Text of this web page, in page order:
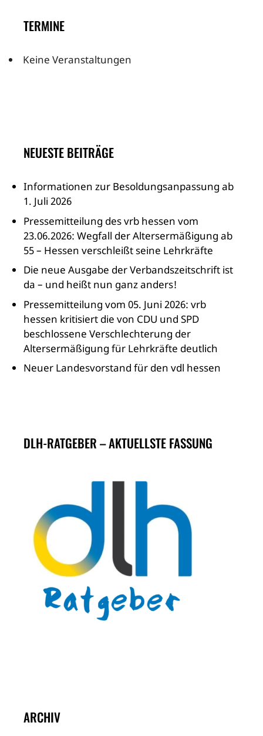
TERMINE
Keine Veranstaltungen
NEUESTE BEITRÄGE
Informationen zur Besoldungsanpassung ab
1. Juli 2026
Pressemitteilung des vrb hessen vom
23.06.2026: Wegfall der Altersermäßigung ab
55 – Hessen verschleißt seine Lehrkräfte
Die neue Ausgabe der Verbandszeitschrift ist
da – und heißt nun ganz anders!
Pressemitteilung vom 05. Juni 2026: vrb
hessen kritisiert die von CDU und SPD
beschlossene Verschlechterung der
Altersermäßigung für Lehrkräfte deutlich
Neuer Landesvorstand für den vdl hessen
DLH-RATGEBER – AKTUELLSTE FASSUNG
ARCHIV